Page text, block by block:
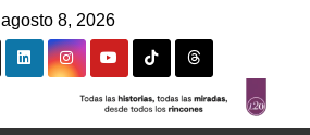
agosto 8, 2026